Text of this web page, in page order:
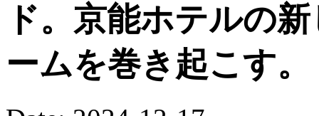
ド。京能ホテルの
ームを巻き起こす。